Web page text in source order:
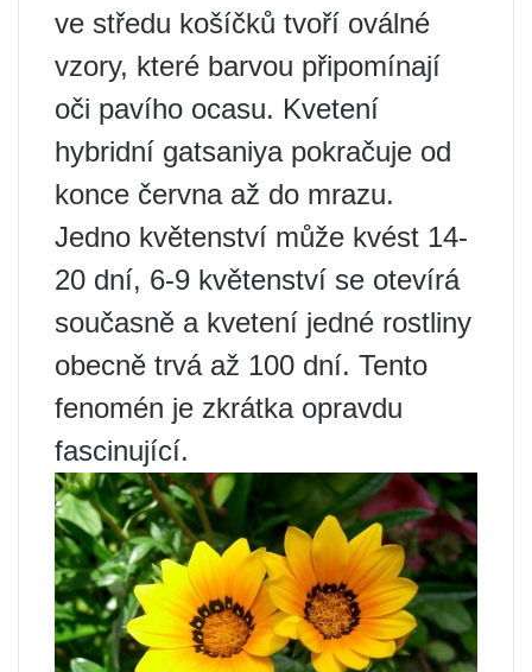
ve středu košíčků tvoří oválné
vzory, které barvou připomínají
oči pavího ocasu. Kvetení
hybridní gatsaniya pokračuje od
konce června až do mrazu.
Jedno květenství může kvést 14-
20 dní, 6-9 květenství se otevírá
současně a kvetení jedné rostliny
obecně trvá až 100 dní. Tento
fenomén je zkrátka opravdu
fascinující.